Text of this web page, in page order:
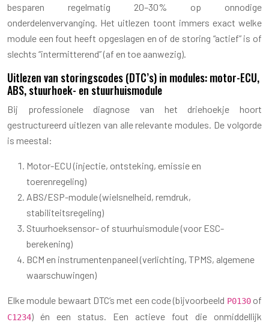
besparen regelmatig 20–30% op onnodige
onderdelenvervanging. Het uitlezen toont immers exact welke
module een fout heeft opgeslagen en of de storing “actief” is of
slechts “intermitterend” (af en toe aanwezig).
Uitlezen van storingscodes (DTC’s) in modules: motor-ECU,
ABS, stuurhoek- en stuurhuismodule
Bij professionele diagnose van het driehoekje hoort
gestructureerd uitlezen van alle relevante modules. De volgorde
is meestal:
Motor-ECU (injectie, ontsteking, emissie en
toerenregeling)
ABS/ESP-module (wielsnelheid, remdruk,
stabiliteitsregeling)
Stuurhoeksensor- of stuurhuismodule (voor ESC-
berekening)
BCM en instrumentenpaneel (verlichting, TPMS, algemene
waarschuwingen)
Elke module bewaart DTC’s met een code (bijvoorbeeld P0130of
C1234) én een status. Een actieve fout die onmiddellijk